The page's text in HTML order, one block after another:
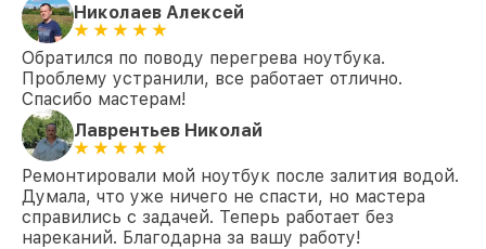
Замена шим-контроллера Matebook D15
Huawei
Николаев Алексей
Обратился по поводу перегрева ноутбука.
Проблему устранили, все работает отлично.
Спасибо мастерам!
Лаврентьев Николай
Ремонтировали мой ноутбук после залития водой.
Думала, что уже ничего не спасти, но мастера
справились с задачей. Теперь работает без
нареканий. Благодарна за вашу работу!